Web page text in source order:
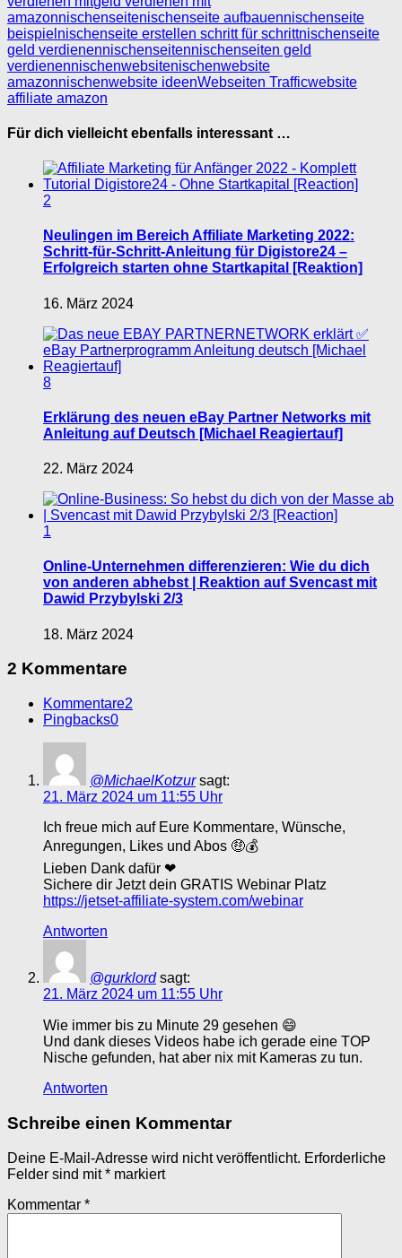
amazonnischenseitenischenseite aufbauennischenseite
beispiel nischenseite erstellen schritt für schrittnischenseite
geld verdienennischenseitennischenseiten geld
verdienennischenwebsitenischenwebsite
amazonnischenwebsite ideenWebseiten Trafficwebsite
affiliate amazon
Für dich vielleicht ebenfalls interessant …
2
Neulingen im Bereich Affiliate Marketing 2022:
Schritt-für-Schritt-Anleitung für Digistore24 –
Erfolgreich starten ohne Startkapital [Reaktion]
16. März 2024
8
Erklärung des neuen eBay Partner Networks mit
Anleitung auf Deutsch [Michael Reagiertauf]
22. März 2024
1
Online-Unternehmen differenzieren: Wie du dich
von anderen abhebst | Reaktion auf Svencast mit
Dawid Przybylski 2/3
18. März 2024
2 Kommentare
Kommentare2
Pingbacks0
@MichaelKotzur sagt:
21. März 2024 um 11:55 Uhr
Ich freue mich auf Eure Kommentare, Wünsche,
Anregungen, Likes und Abos 🤑💰
Lieben Dank dafür ❤
Sichere dir Jetzt dein GRATIS Webinar Platz
https://jetset-affiliate-system.com/webinar
Antworten
@gurklord sagt:
21. März 2024 um 11:55 Uhr
Wie immer bis zu Minute 29 gesehen 😄
Und dank dieses Videos habe ich gerade eine TOP
Nische gefunden, hat aber nix mit Kameras zu tun.
Antworten
Schreibe einen Kommentar
Deine E-Mail-Adresse wird nicht veröffentlicht. Erforderliche
Felder sind mit* markiert
Kommentar *